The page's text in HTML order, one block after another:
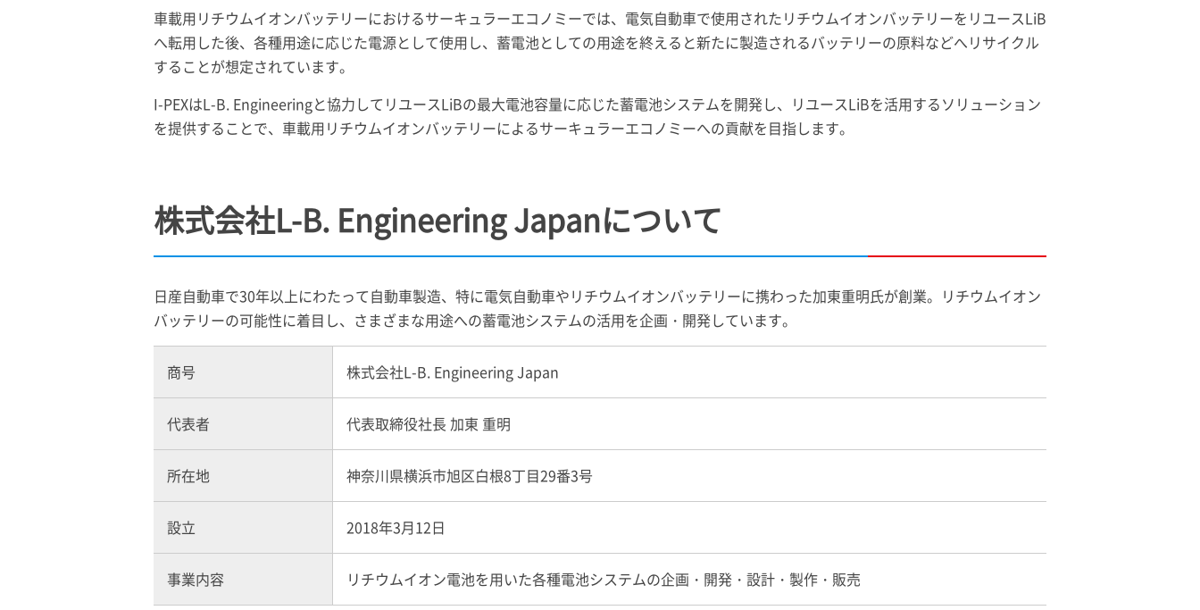
車載用リチウムイオンバッテリーにおけるサーキュラーエコノミーでは、電気自動車で使用されたリチウムイオンバッテリーをリユースLiB
へ転用した後、各種用途に応じた電源として使用し、蓄電池としての用途を終えると新たに製造されるバッテリーの原料などへリサイクル
することが想定されています。
I-PEXはL-B. Engineeringと協力してリユースLiBの最大電池容量に応じた蓄電池システムを開発し、リユースLiBを活用するソリューション
を提供することで、車載用リチウムイオンバッテリーによるサーキュラーエコノミーへの貢献を目指します。
株式会社L-B. Engineering Japanについて
日産自動車で30年以上にわたって自動車製造、特に電気自動車やリチウムイオンバッテリーに携わった加東重明氏が創業。リチウムイオン
バッテリーの可能性に着目し、さまざまな用途への蓄電池システムの活用を企画・開発しています。
商号 株式会社L-B. Engineering Japan
代表者 代表取締役社長 加東 重明
所在地 神奈川県横浜市旭区白根8丁目29番3号
設立 2018年3月12日
事業内容 リチウムイオン電池を用いた各種電池システムの企画・開発・設計・製作・販売